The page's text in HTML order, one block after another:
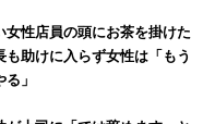
単身者が譲る」
であり、会社は有給休
女性店員の頭にお茶を掛けた
助けに入らず女性は「もう
」